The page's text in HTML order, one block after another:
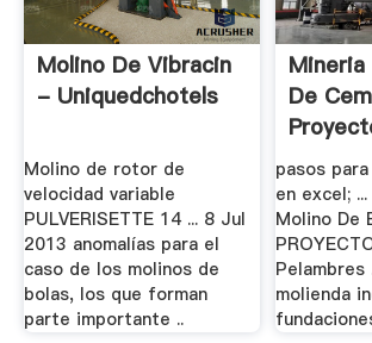
Molino De Vibracin
- Uniquedchotels
Molino de rotor de
velocidad variable
PULVERISETTE 14 ... 8 Jul
2013 anomalías para el
caso de los molinos de
bolas, los que forman
parte importante ..
Mineria
De
pasos
en excel;
Molino De
molienda